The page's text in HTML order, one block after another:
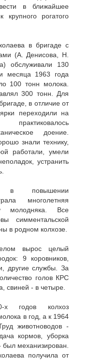
в ближайшее
крупного рогатого
в бригаде с
(А. Денисова, Н.
обслуживали 130
месяца 1963 года
100 тонн молока.
300 тонн. Для
в отличие от
переходили на
доение.
знали технику,
работали, умели
устранить
в повышении
многолетняя
молодняка. Все
симментальской
в родном колхозе.
вырос целый
9 коровников,
другие службы. За
голов КРС
свиней - в четыре.
х годов колхоз
в год, а к 1964
животноводов -
кормов, уборка
механизирован.
получила от